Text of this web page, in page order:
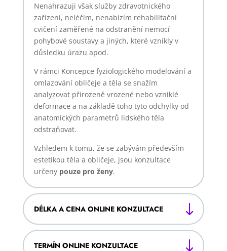
Nenahrazuji však služby zdravotnického
zařízení, neléčím, nenabízím rehabilitační
cvičení zaměřené na odstranění nemocí
pohybové soustavy a jiných, které vznikly v
důsledku úrazu apod.
V rámci Koncepce fyziologického modelování a
omlazování obličeje a těla se snažím
analyzovat přirozeně vrozené nebo vzniklé
deformace a na základě toho tyto odchylky od
anatomických parametrů lidského těla
odstraňovat.
Vzhledem k tomu, že se zabývám především
estetikou těla a obličeje, jsou konzultace
určeny pouze pro ženy.
DÉLKA A CENA ONLINE KONZULTACE
TERMÍN ONLINE KONZULTACE